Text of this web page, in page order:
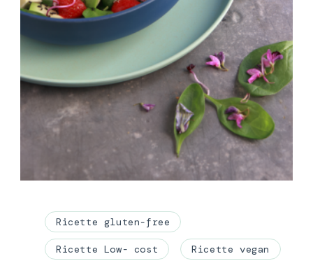
Ricette gluten-free
Ricette Low- cost Ricette vegan